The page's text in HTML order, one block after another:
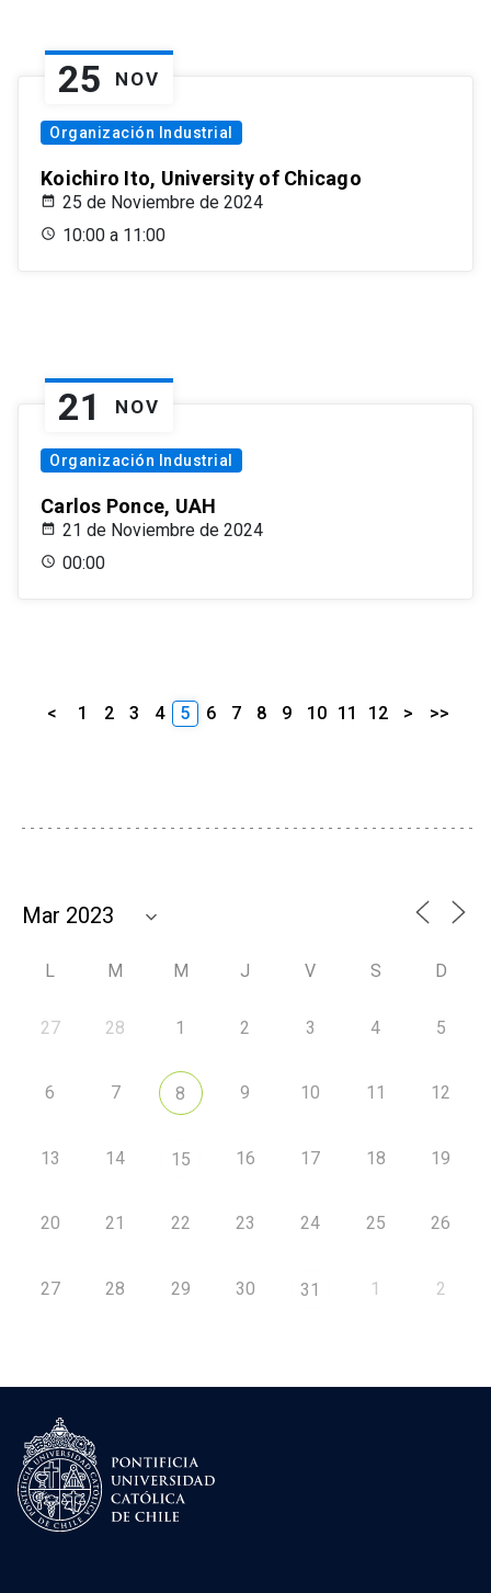
25 NOV
Organización Industrial
Koichiro Ito, University of Chicago
25 de Noviembre de 2024
10:00 a 11:00
21 NOV
Organización Industrial
Carlos Ponce, UAH
21 de Noviembre de 2024
00:00
< 1 2 3 4 5 6 7 8 9 10 11 12 > >>
L M M J V S D
27 28 1 2 3 4 5
6 7 8 9 10 11 12
13 14 15 16 17 18 19
20 21 22 23 24 25 26
27 28 29 30 31 1 2